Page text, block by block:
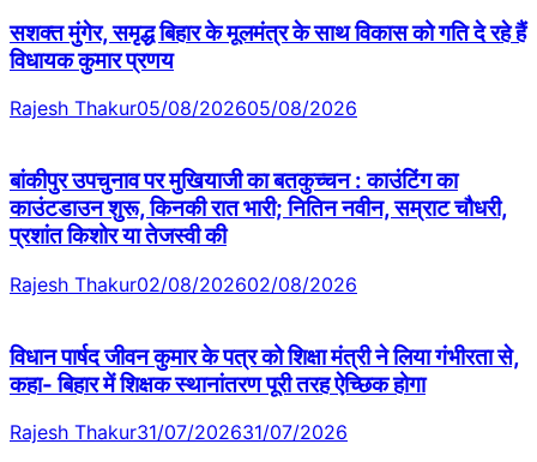
सशक्त मुंगेर, समृद्ध बिहार के मूलमंत्र के साथ विकास को गति दे रहे हैं
विधायक कुमार प्रणय
Rajesh Thakur05/08/202605/08/2026
बांकीपुर उपचुनाव पर मुखियाजी का बतकुच्चन : काउंटिंग का
काउंटडाउन शुरू, किनकी रात भारी; नितिन नवीन, सम्राट चौधरी,
प्रशांत किशोर या तेजस्वी की
Rajesh Thakur02/08/202602/08/2026
विधान पार्षद जीवन कुमार के पत्र को शिक्षा मंत्री ने लिया गंभीरता से,
कहा- बिहार में शिक्षक स्थानांतरण पूरी तरह ऐच्छिक होगा
Rajesh Thakur31/07/202631/07/2026